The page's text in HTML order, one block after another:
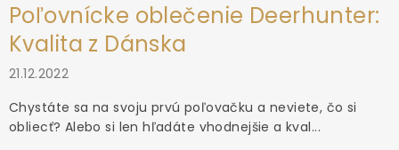
Poľovnícke oblečenie Deerhunter:
Kvalita z Dánska
21.12.2022
Chystáte sa na svoju prvú poľovačku a neviete, čo si
obliecť? Alebo si len hľadáte vhodnejšie a kval...